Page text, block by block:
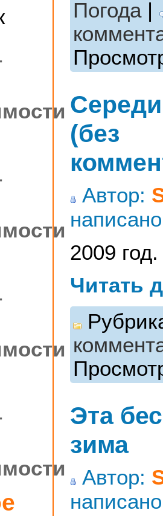
Погода|
(без
Автор:
2009 год.
Читать
Эта
зима
Автор: